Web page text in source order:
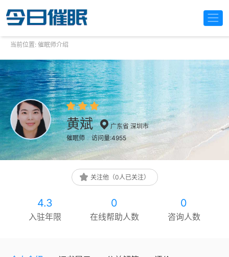
当前位置: 催眠师介绍
黄斌
广东省 深圳市
催眠师
访问量:4955
关注他（0人已关注）
4.3
入驻年限
0
在线帮助人数
0
咨询人数